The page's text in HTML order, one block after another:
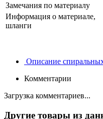
Замечания по материалу
Информация о материале,
шланги
Описание
Комментарии
Загрузка комментариев...
Другие товары из